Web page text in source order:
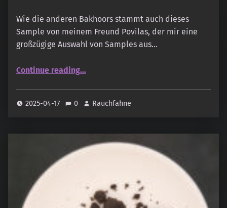
Wie die anderen Bakhoors stammt auch dieses
Sample von meinem Freund Povilas, der mir eine
großzügige Auswahl von Samples aus…
Continue reading“Swiss Arabian – Sawalef – Al Mohra”
…
2025-04-17 0 Rauchfahne